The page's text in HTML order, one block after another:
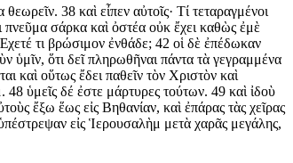
38 καὶ εἶπεν αὐτοῖς· Τί τεταραγμένοι
πνεῦμα σάρκα καὶ ὀστέα οὐκ ἔχει καθὼς ἐμὲ
τι βρώσιμον ἐνθάδε; 42 οἱ δὲ ἐπέδωκαν
ὑμῖν, ὅτι δεῖ πληρωθῆναι πάντα τὰ γεγραμμένα
καὶ οὕτως ἔδει παθεῖν τὸν Χριστὸν καὶ
ὑμεῖς δέ ἐστε μάρτυρες τούτων. 49 καὶ ἰδοὺ
ἔξω ἕως εἰς Βηθανίαν, καὶ ἐπάρας τὰς χεῖρας
εἰς Ἱερουσαλὴμ μετὰ χαρᾶς μεγάλης,